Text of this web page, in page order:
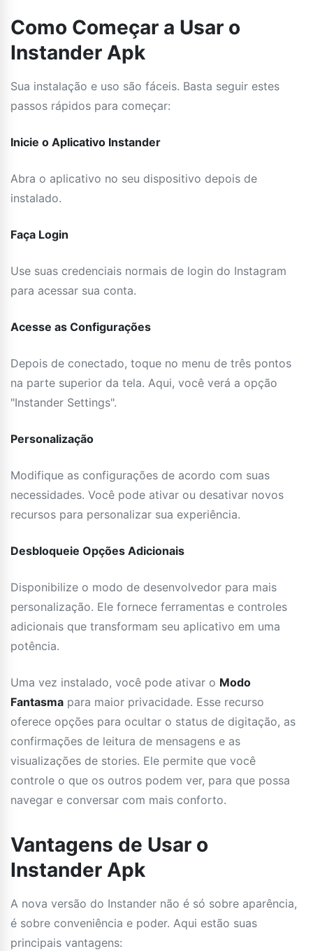
Como Começar a Usar o
Instander Apk
Sua instalação e uso são fáceis. Basta seguir estes
passos rápidos para começar:
Inicie o Aplicativo Instander
Abra o aplicativo no seu dispositivo depois de
instalado.
Faça Login
Use suas credenciais normais de login do Instagram
para acessar sua conta.
Acesse as Configurações
Depois de conectado, toque no menu de três pontos
na parte superior da tela. Aqui, você verá a opção
"Instander Settings".
Personalização
Modifique as configurações de acordo com suas
necessidades. Você pode ativar ou desativar novos
recursos para personalizar sua experiência.
Desbloqueie Opções Adicionais
Disponibilize o modo de desenvolvedor para mais
personalização. Ele fornece ferramentas e controles
adicionais que transformam seu aplicativo em uma
potência.
Uma vez instalado, você pode ativar o Modo
Fantasma para maior privacidade. Esse recurso
oferece opções para ocultar o status de digitação, as
confirmações de leitura de mensagens e as
visualizações de stories. Ele permite que você
controle o que os outros podem ver, para que possa
navegar e conversar com mais conforto.
Vantagens de Usar o
Instander Apk
A nova versão do Instander não é só sobre aparência,
é sobre conveniência e poder. Aqui estão suas
principais vantagens: